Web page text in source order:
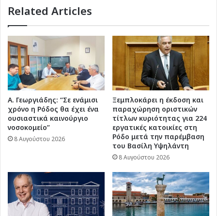
στα
(ηχητικό)
Related Articles
Α. Γεωργιάδης: “Σε ενάμισι
χρόνο η Ρόδος θα έχει ένα
ουσιαστικά καινούργιο
νοσοκομείο”
8 Αυγούστου 2026
Ξεμπλοκάρει η έκδοση και
παραχώρηση οριστικών
τίτλων κυριότητας για 224
εργατικές κατοικίες στη
Ρόδο μετά την παρέμβαση
του Βασίλη Υψηλάντη
8 Αυγούστου 2026